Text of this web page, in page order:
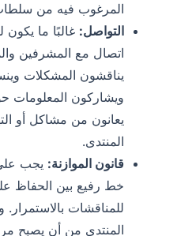
المرغوب فيه من سلطات
التواصل: غالبًا ما
اتصال مع المشرفين
يناقشون المشكلات
ويشاركون المعلومات
يعانون من مشاكل أو
المنتدى.
قانون الموازنة: يجب
خط رفيع بين الحفاظ
للمناقشات
المنتدى من أن يصبح